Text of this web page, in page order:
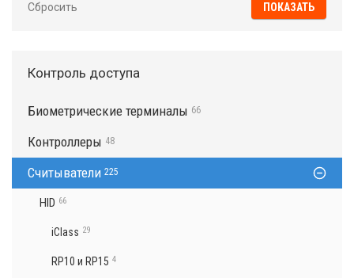
Сбросить
Контроль доступа
Биометрические терминалы 66
Контроллеры 48
Считыватели 225
HID 66
iClass 29
RP10 и RP15 4